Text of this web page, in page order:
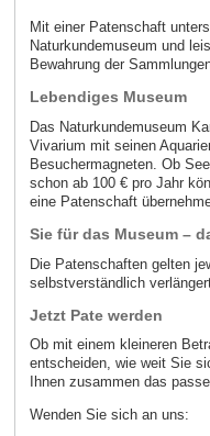
Mit einer Patenschaft
Naturkundemuseum und
Bewahrung der
Lebendiges Museum
Das Naturkundemuseum
Vivarium mit seinen
Besuchermagneten. Ob
schon ab 100 € pro Jahr
eine Patenschaft
Sie für das Museum –
Die Patenschaften gelten
selbstverständlich
Jetzt Pate werden
Ob mit einem kleineren
entscheiden, wie weit Sie
Ihnen zusammen das
Wenden Sie sich an uns: